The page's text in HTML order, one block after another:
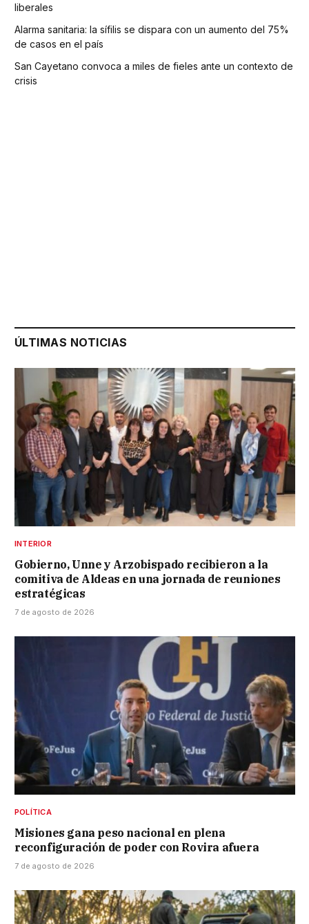
liberales
Alarma sanitaria: la sífilis se dispara con un aumento del 75%
de casos en el país
San Cayetano convoca a miles de fieles ante un contexto de
crisis
ÚLTIMAS NOTICIAS
INTERIOR
Gobierno, Unne y Arzobispado recibieron a la
comitiva de Aldeas en una jornada de reuniones
estratégicas
7 de agosto de 2026
POLÍTICA
Misiones gana peso nacional en plena
reconfiguración de poder con Rovira afuera
7 de agosto de 2026